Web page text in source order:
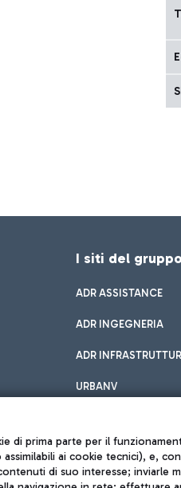
I siti del gruppo
ADR ASSISTANCE
ADR INGEGNERIA
ADR
URBANV
di prima parte per il
assimilabili ai cookie tecnici), e,
di suo interesse; inviarle